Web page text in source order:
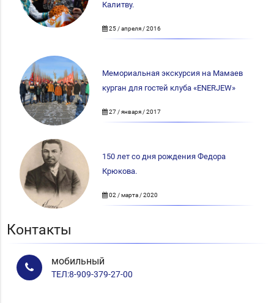
Калитву.
25 / апреля / 2016
Мемориальная экскурсия на Мамаев
курган для гостей клуба «ENERJEW»
27 / января / 2017
150 лет со дня рождения Федора
Крюкова.
02 / марта / 2020
Контакты
мобильный
ТЕЛ:8-909-379-27-00